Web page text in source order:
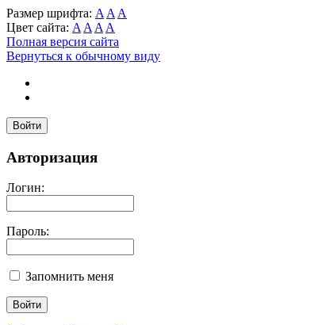
Размер шрифта: A A A
Цвет сайта: A A A A
Полная версия сайта
Вернуться к обычному виду
Войти
Авторизация
Логин:
Пароль:
Запомнить меня